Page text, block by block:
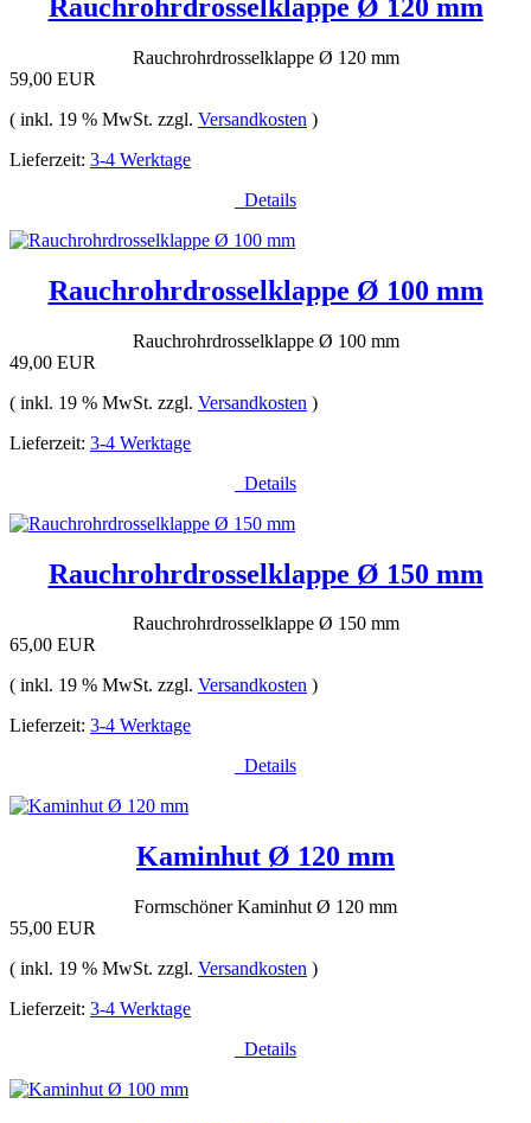
Rauchrohrdrosselklappe Ø 120 mm
Rauchrohrdrosselklappe Ø 120 mm
59,00 EUR
( inkl. 19 % MwSt. zzgl. Versandkosten )
Lieferzeit: 3-4 Werktage
Details
Rauchrohrdrosselklappe Ø 100 mm
Rauchrohrdrosselklappe Ø 100 mm
49,00 EUR
( inkl. 19 % MwSt. zzgl. Versandkosten )
Lieferzeit: 3-4 Werktage
Details
Rauchrohrdrosselklappe Ø 150 mm
Rauchrohrdrosselklappe Ø 150 mm
65,00 EUR
( inkl. 19 % MwSt. zzgl. Versandkosten )
Lieferzeit: 3-4 Werktage
Details
Kaminhut Ø 120 mm
Formschöner Kaminhut Ø 120 mm
55,00 EUR
( inkl. 19 % MwSt. zzgl. Versandkosten )
Lieferzeit: 3-4 Werktage
Details